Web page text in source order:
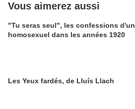
Vous aimerez aussi
"Tu seras seul", les confessions d'un
homosexuel dans les années 1920
Les Yeux fardés, de Lluís Llach